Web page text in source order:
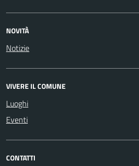
NOVITÀ
Notizie
VIVERE IL COMUNE
Luoghi
Eventi
CONTATTI